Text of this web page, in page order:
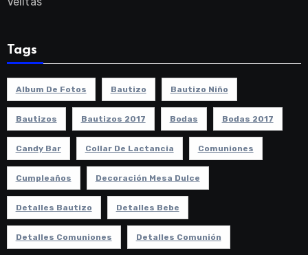
Tags
Album De Fotos Bautizo Bautizo Niño
Bautizos Bautizos 2017 Bodas Bodas 2017
Candy Bar Collar De Lactancia Comuniones
Cumpleaños Decoración Mesa Dulce
Detalles Bautizo Detalles Bebe
Detalles Comuniones Detalles Comunión